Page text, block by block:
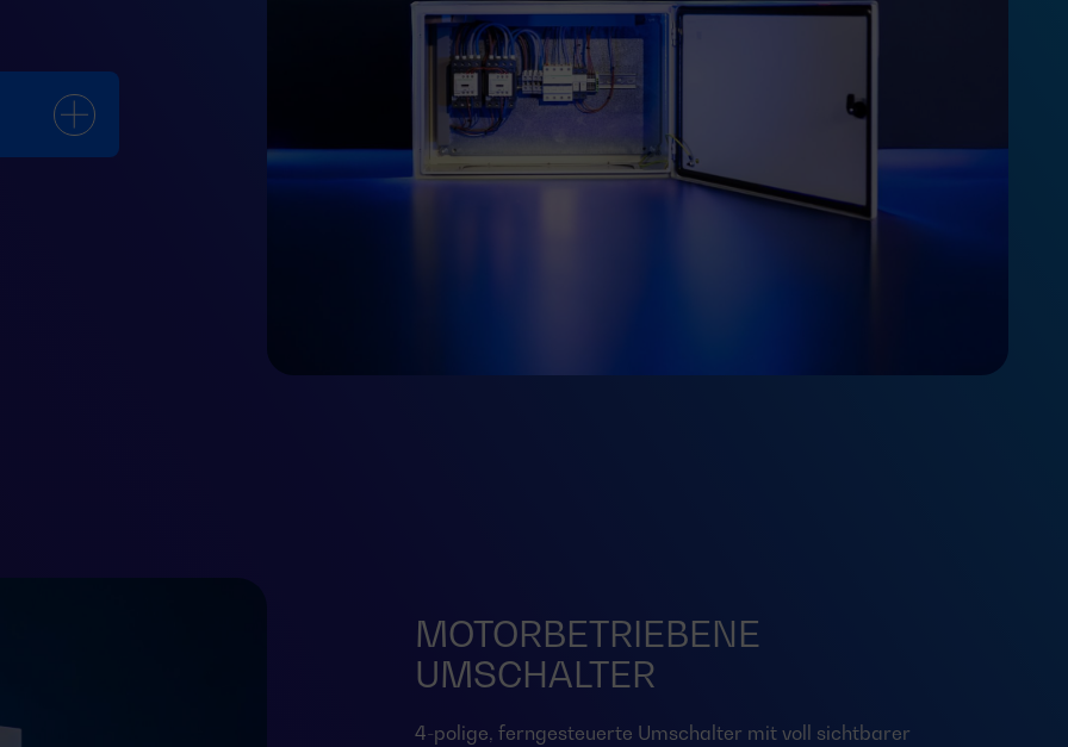
MOTORBETRIEBENE
UMSCHALTER
4-polige, ferngesteuerte Umschalter mit voll sichtbarer